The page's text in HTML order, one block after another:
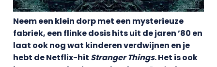
Neem een klein dorp met een mysterieuze
fabriek, een flinke dosis hits uit de jaren ’80 en
laat ook nog wat kinderen verdwijnen en je
hebt de Netflix-hit Stranger Things. Het is ook